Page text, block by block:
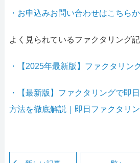
・お申込みお問い合わせはこちら
よく見られているファクタリング
・【2025年最新版】ファクタリン
・【最新版】ファクタリングで即
方法を徹底解説｜即日ファクタリ